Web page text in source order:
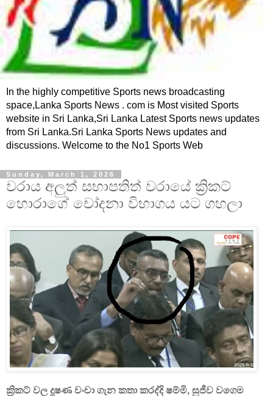
In the highly competitive Sports news broadcasting
space,Lanka Sports News . com is Most visited Sports
website in Sri Lanka,Sri Lanka Latest Sports news updates
from Sri Lanka.Sri Lanka Sports News updates and
discussions. Welcome to the No1 Sports Web
Sunday, March 1, 2026
වරාය අලුත් සභාපතිත් වරායේ ක්‍රිකට්
හොරාගේ චෝදනා විභාගය යට ගහලා
ක්‍රිකට් වල දූෂණ වංචා ගැන කතා කරද්දි ෂම්මි, සුජීව වගෙම